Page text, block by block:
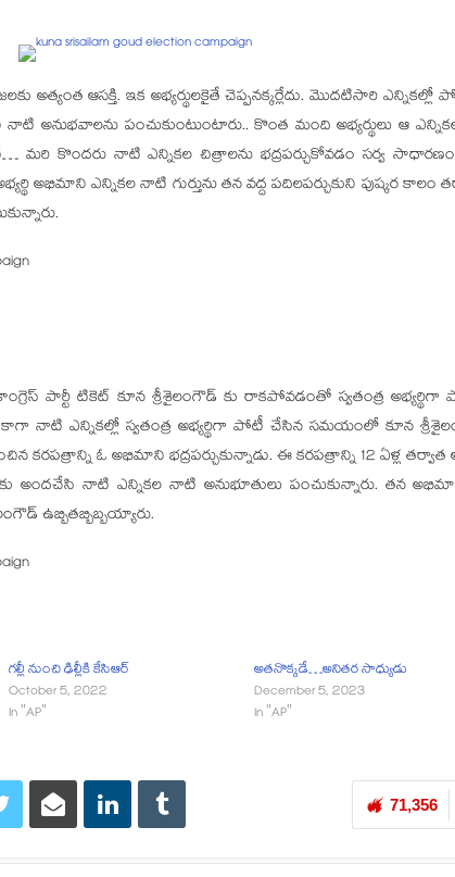
అత్యంత ఆసక్తి. ఇక అభ్యర్థులకైతే చెప్పనక్కర్లేదు. మొదటిసారి
నాటి అనుభవాలను పంచుకుంటుంటారు.. కొంత మంది అభ్యర్థులు ఆ
మరి కొందరు నాటి ఎన్నికల చిత్రాలను భద్రపర్చుకోవడం సర్వ
అభిమాని ఎన్నికల నాటి గుర్తును తన వద్ద పదిలపర్చుకుని పుష్కర కాలం
పార్టీ టికెట్ కూన శ్రీశైలంగౌడ్ కు రాకపోవడంతో స్వతంత్ర
ఎన్నికల్లో స్వతంత్ర అభ్యర్థిగా పోటీ చేసిన సమయంలో కూన
కరపత్రాన్ని ఓ అభిమాని భద్రపర్చుకున్నాడు. ఈ కరపత్రాన్ని 12 ఏళ్ల
అందచేసి నాటి ఎన్నికల నాటి అనుభూతులు పంచుకున్నారు. తన
ఉబ్బితబ్బిబ్బయ్యారు.
గల్లీ నుంచి ఢిల్లీకి కేసిఆర్
October 5, 2022
In "AP"
అతనొక్కడే…అనితర సాధ్యుడు
December 5, 2023
In "AP"
71,356